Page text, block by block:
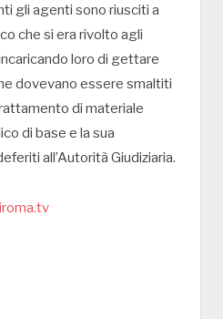
gli agenti sono riusciti a
che si era rivolto agli
loro di gettare
dovevano essere smaltiti
di materiale
di base e la sua
all’Autorità Giudiziaria.